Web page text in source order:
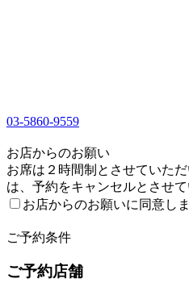
03-5860-9559
お店からのお願い
お席は２時間制とさせていた
は、予約をキャンセルとさせ
お店からのお願いに同意し
ご予約条件
ご予約店舗